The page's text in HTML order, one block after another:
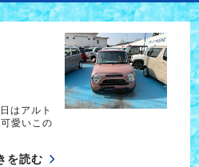
はアルト
愛いこの
を読む